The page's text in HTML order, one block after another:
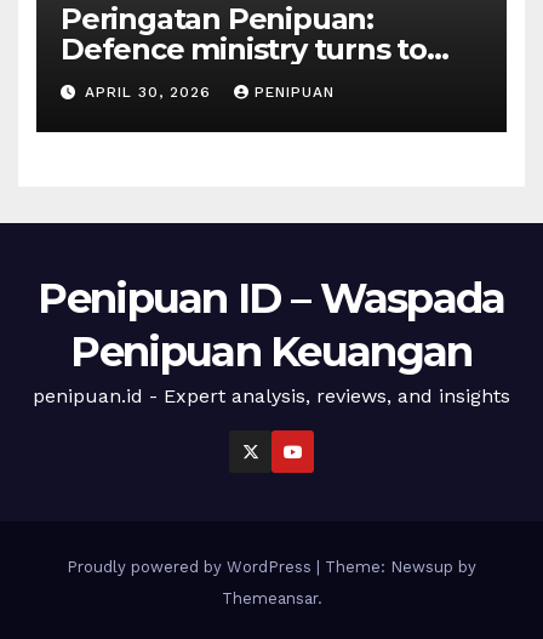
Peringatan Penipuan:
Defence ministry turns to
social media, influencers to
draw youths | 2026
APRIL 30, 2026 PENIPUAN
Penipuan ID – Waspada
Penipuan Keuangan
penipuan.id - Expert analysis, reviews, and insights
Proudly powered by WordPress | Theme: Newsup by
Themeansar.